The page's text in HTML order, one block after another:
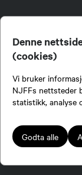
Denne
(cookies)
Vi bruker
NJFFs nettsteder
statistikk, analyse
Godta alle
jegere og sportsfiskere og
fiske i Norge. Vi er en
naturpolitisk engasjement i
Lokalforeninger tilsluttet
publiserer på njff.no.